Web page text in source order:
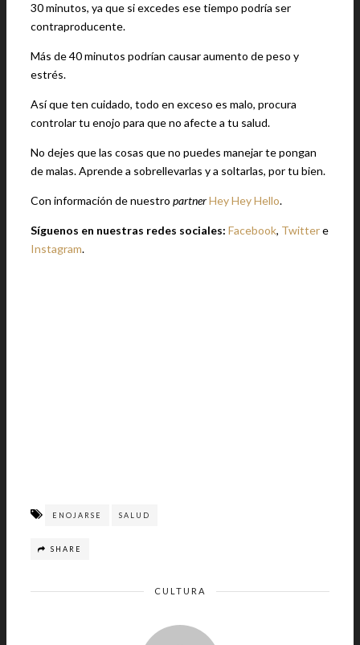
30 minutos, ya que si excedes ese tiempo podría ser
contraproducente.
Más de 40 minutos podrían causar aumento de peso y
estrés.
Así que ten cuidado, todo en exceso es malo, procura
controlar tu enojo para que no afecte a tu salud.
No dejes que las cosas que no puedes manejar te pongan
de malas. Aprende a sobrellevarlas y a soltarlas, por tu bien.
Con información de nuestro partnerHey Hey Hello.
Síguenos en nuestras redes sociales: Facebook, Twittere
Instagram.
ENOJARSE SALUD
SHARE
CULTURA